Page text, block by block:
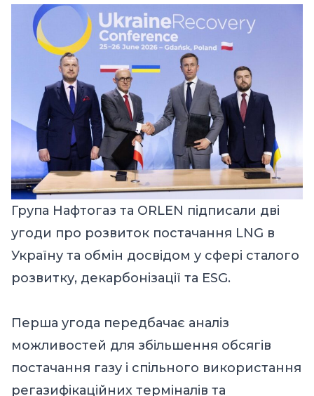
Група Нафтогаз та ORLEN підписали дві
угоди про розвиток постачання LNG в
Україну та обмін досвідом у сфері сталого
розвитку, декарбонізації та ESG.
Перша угода передбачає аналіз
можливостей для збільшення обсягів
постачання газу і спільного використання
регазифікаційних терміналів та